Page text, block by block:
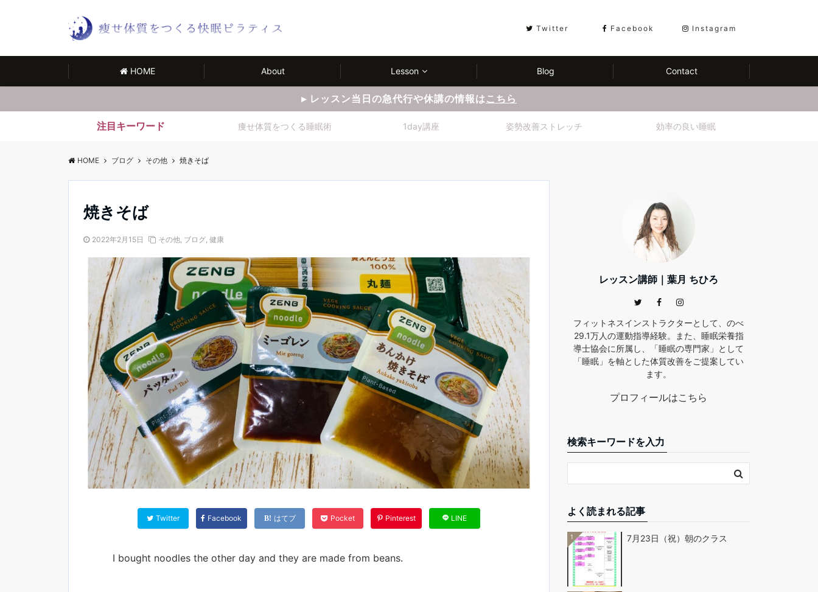
Twitter Facebook Instagram
HOME About Lesson Blog Contact
▸ レッスン当日の急代行や休講の情報はこちら
注目キーワード 痩せ体質をつくる睡眠術 1day講座 姿勢改善ストレッチ 効率の良い睡眠
HOME ブログ その他 焼きそば
焼きそば
2022年2月15日 その他, ブログ, 健康
Twitter Facebook はてブ Pocket Pinterest LINE
I bought noodles the other day and they are made from beans.
レッスン講師｜葉月 ちひろ
フィットネスインストラクターとして、のべ
29.1万人の運動指導経験。また、睡眠栄養指
導士協会に所属し、「睡眠の専門家」として
「睡眠」を軸とした体質改善をご提案してい
ます。
プロフィールはこちら
検索キーワードを入力
よく読まれる記事
1 7月23日（祝）朝のクラス